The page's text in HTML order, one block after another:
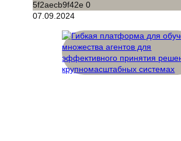
07.09.2024